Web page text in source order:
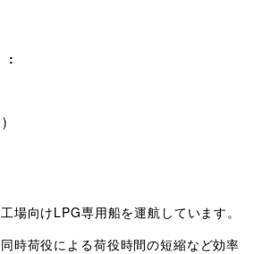
場向けLPG専用船を運航しています。
時荷役による荷役時間の短縮など効率